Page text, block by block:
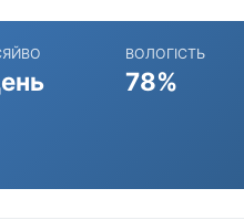
ВОЛОГІСТЬ
78%